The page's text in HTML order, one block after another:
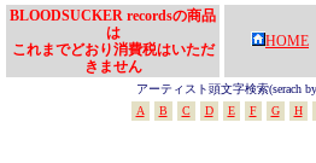
BLOODSUCKER recordsの商品
は
これまでどおり消費税はいただ
きません
HOME
アーティスト頭文字検索(serach
A
B C D E F G H